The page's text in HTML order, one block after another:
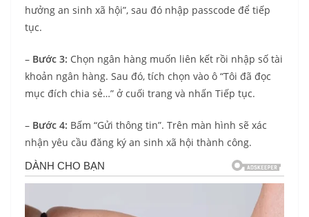
hưởng an sinh xã hội”, sau đó nhập passcode để tiếp
tục.
– Bước 3: Chọn ngân hàng muốn liên kết rồi nhập số tài
khoản ngân hàng. Sau đó, tích chọn vào ô “Tôi đã đọc
mục đích chia sẻ…” ở cuối trang và nhấn Tiếp tục.
– Bước 4: Bấm “Gửi thông tin”. Trên màn hình sẽ xác
nhận yêu cầu đăng ký an sinh xã hội thành công.